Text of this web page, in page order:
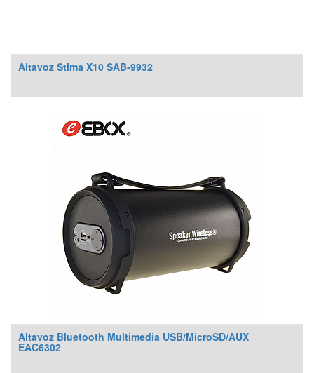
Altavoz Stima X10 SAB-9932
Altavoz Bluetooth Multimedia USB/MicroSD/AUX
EAC6302